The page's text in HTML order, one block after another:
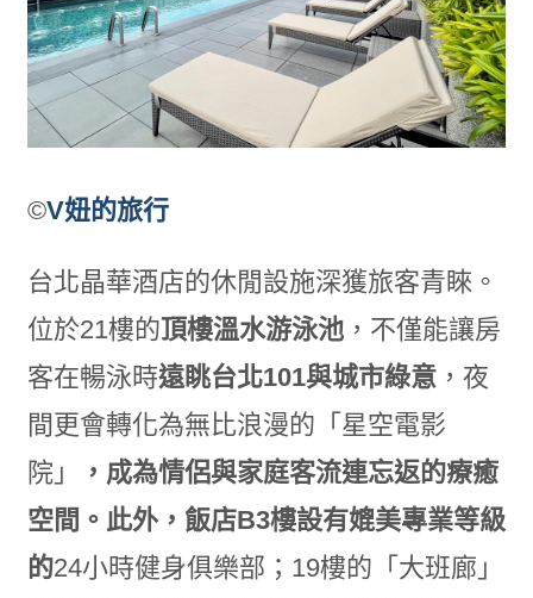
©V妞的旅行
台北晶華酒店的休閒設施深獲旅客青睞。
位於21樓的頂樓溫水游泳池，不僅能讓房
客在暢泳時遠眺台北101與城市綠意，夜
間更會轉化為無比浪漫的「星空電影
院」
，成為情侶與家庭客流連忘返的療癒
空間。此外，飯店B3樓設有媲美專業等級
的24小時健身俱樂部；19樓的「大班廊」